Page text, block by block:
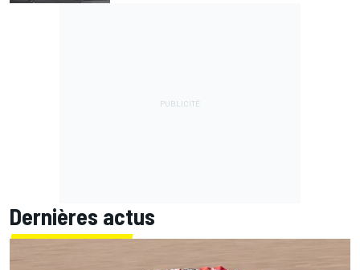
Dernières actus